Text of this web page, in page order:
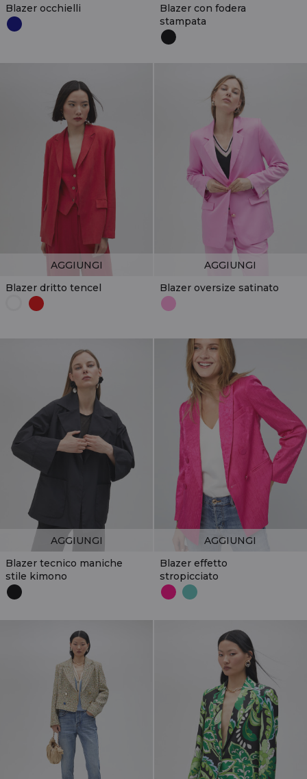
Blazer occhielli
Blazer con fodera
stampata
Blazer dritto tencel
AGGIUNGI
Blazer oversize satinato
AGGIUNGI
Blazer tecnico maniche
stile kimono
AGGIUNGI
Blazer effetto
stropicciato
AGGIUNGI